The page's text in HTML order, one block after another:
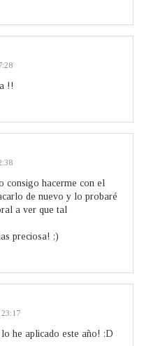
!!
consigo hacerme con el
de nuevo y lo probaré
a ver que tal
preciosa! ;)
he aplicado este año! :D